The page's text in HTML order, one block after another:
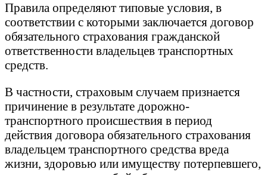
Правила определяют типовые условия, в
соответствии с которыми заключается договор
обязательного страхования гражданской
ответственности владельцев транспортных
средств.
В частности, страховым случаем признается
причинение в результате дорожно-
транспортного происшествия в период
действия договора обязательного страхования
владельцем транспортного средства вреда
жизни, здоровью или имуществу потерпевшего,